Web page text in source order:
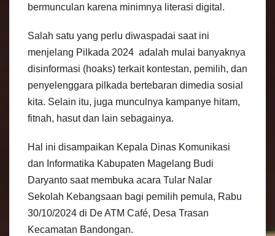
bermunculan karena minimnya literasi digital.
Salah satu yang perlu diwaspadai saat ini
menjelang Pilkada 2024 adalah mulai banyaknya
disinformasi (hoaks) terkait kontestan, pemilih, dan
penyelenggara pilkada bertebaran dimedia sosial
kita. Selain itu, juga munculnya kampanye hitam,
fitnah, hasut dan lain sebagainya.
Hal ini disampaikan Kepala Dinas Komunikasi
dan Informatika Kabupaten Magelang Budi
Daryanto saat membuka acara Tular Nalar
Sekolah Kebangsaan bagi pemilih pemula, Rabu
30/10/2024 di De ATM Café, Desa Trasan
Kecamatan Bandongan.